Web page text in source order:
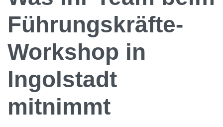
Führungskräfte-
Workshop in
Ingolstadt
mitnimmt